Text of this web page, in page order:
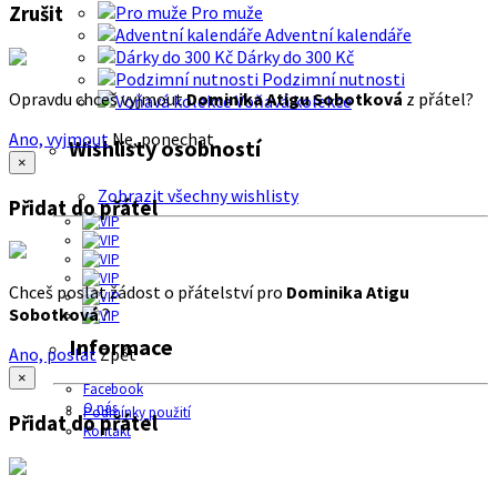
Pro muže
Adventní kalendáře
Dárky do 300 Kč
Podzimní nutnosti
Voňavá kolekce
Wishlisty osobností
Zobrazit všechny wishlisty
Informace
Facebook
O nás
Podmínky použití
Kontakt
Zrušit
Opravdu chceš vyjmoutDominika Atigu Sobotková z přátel?
Ano, vyjmout Ne, ponechat
×
Přidat do přátel
Chceš poslat žádost o přátelství pro Dominika Atigu
Sobotková?
Ano, poslatZpět
×
Přidat do přátel